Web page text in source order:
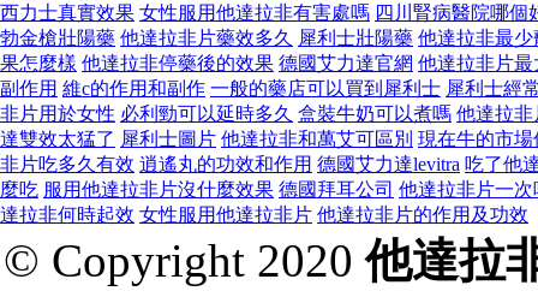
西力士真實效果 女性服用他達拉非有害處嗎 四川腎病醫院哪個
勃金槍壯陽藥 他達拉非片藥效多久 犀利士壯陽藥 他達拉非最
果怎麼樣 他達拉非停藥後的效果 德國艾力達官網 他達拉非片最
副作用 維c的作用和副作 一般的藥店可以買到犀利士 犀利士經
非片用於女性 必利勁可以延時多久 盒裝牛奶可以煮嗎 他達拉非
達雙效太猛了 犀利士圖片 他達拉非和萬艾可區別 現在牛的市場
非片吃多久有效 逍遙丸的功效和作用 德國艾力達levitra 吃了他
麼吃 服用他達拉非片沒什麼效果 德國拜耳公司 他達拉非片一次
達拉非何時起效 女性服用他達拉非片 他達拉非片的作用及功效
© Copyright 2020他達拉